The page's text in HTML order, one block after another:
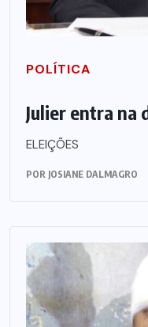
POLÍTICA
Julier entra na
ELEIÇÕES
POR JOSIANE DALMAGRO